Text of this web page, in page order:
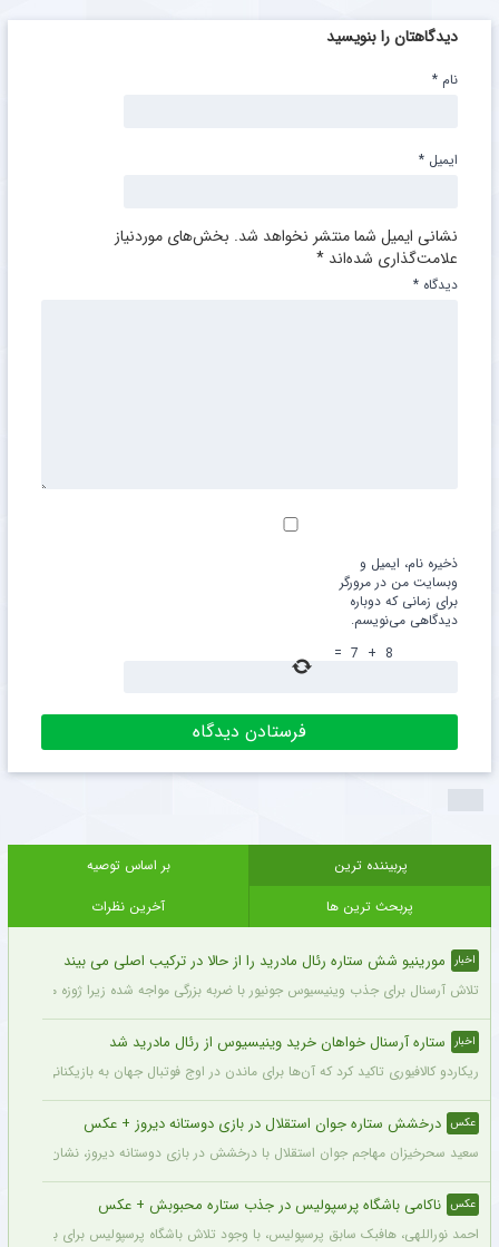
دیدگاهتان را بنویسید
نشانی ایمیل شما منتشر نخواهد شد. بخش‌های موردنیاز
علامت‌گذاری شده‌اند *
دیدگاه *
نام *
ایمیل *
ذخیره نام، ایمیل و
وبسایت من در مرورگر
برای زمانی که دوباره
دیدگاهی می‌نویسم.
8
+
7
=
پربیننده ترین
بر اساس توصیه
پربحث ترین ها
آخرین نظرات
اخبار مورینیو شش ستاره رئال مادرید را از حالا در ترکیب اصلی می بیند
تلاش آرسنال برای جذب وینیسیوس جونیور با ضربه بزرگی مواجه شده زیرا ژوزه مورینیو او را یک
اخبار ستاره آرسنال خواهان خرید وینیسیوس از رئال مادرید شد
ریکاردو کالافیوری تاکید کرد که آن‌ها برای ماندن در اوج فوتبال جهان به بازیکنانی در
عکس درخشش ستاره جوان استقلال در بازی دوستانه دیروز + عکس
سعید سحرخیزان مهاجم جوان استقلال با درخشش در بازی دوستانه دیروز، نشان داد
عکس ناکامی باشگاه پرسپولیس در جذب ستاره محبوبش + عکس
احمد نوراللهی، هافبک سابق پرسپولیس، با وجود تلاش باشگاه پرسپولیس برای بازگشت